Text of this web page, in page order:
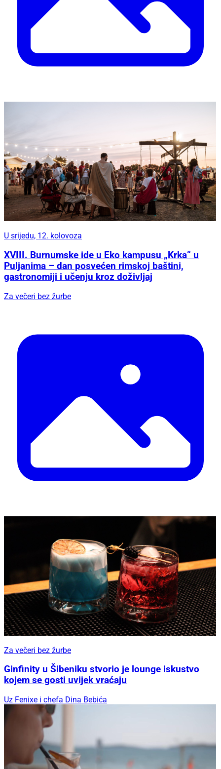
U srijedu, 12. kolovoza
XVIII. Burnumske ide u Eko kampusu „Krka“ u
Puljanima – dan posvećen rimskoj baštini,
gastronomiji i učenju kroz doživljaj
Za večeri bez žurbe
Za večeri bez žurbe
Ginfinity u Šibeniku stvorio je lounge iskustvo
kojem se gosti uvijek vraćaju
Uz Fenixe i chefa Dina Bebića